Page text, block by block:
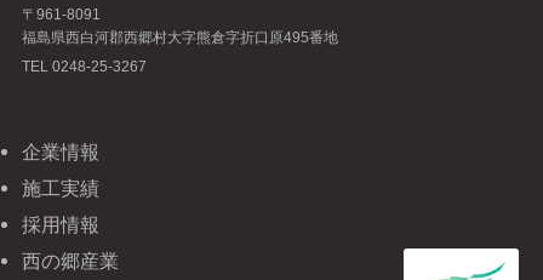
〒961-8091
福島県西白河郡西郷村大字熊倉字折口原495番地
TEL 0248-25-3267
企業情報
施工実績
採用情報
西の郷産業